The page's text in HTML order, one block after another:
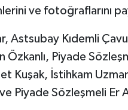
ve fotoğraflarını
Astsubay Kıdemli
Piyade
Kuşak, İstihkam
Piyade Sözleşmeli Er